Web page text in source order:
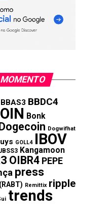
BBAS3 BBDC4
Bonk
Dogwifhat
GOLL4 IBOV
Kangamoon
OIBR4 PEPE
press
Remittix ripple
trends